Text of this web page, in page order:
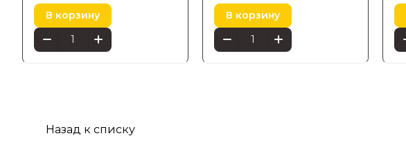
В корзину В корзину
Назад к списку